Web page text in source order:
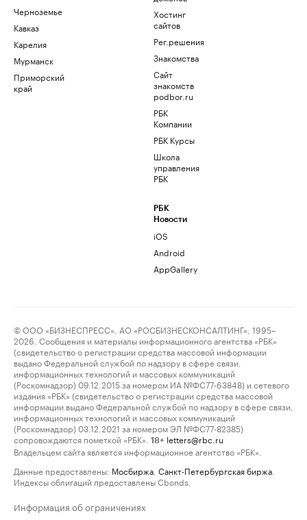
Черноземье
Кавказ
Карелия
Мурманск
Приморский
край
Хостинг
сайтов
Рег.решения
Знакомства
Сайт
знакомств
podbor.ru
РБК
Компании
РБК Курсы
Школа
управления
РБК
РБК
Новости
iOS
Android
AppGallery
© ООО «БИЗНЕСПРЕСС», АО «РОСБИЗНЕСКОНСАЛТИНГ», 1995–
2026. Сообщения и материалы информационного агентства «РБК»
(свидетельство о регистрации средства массовой информации
выдано Федеральной службой по надзору в сфере связи,
информационных технологий и массовых коммуникаций
(Роскомнадзор) 09.12.2015 за номером ИА №ФС77-63848) и сетевого
издания «РБК» (свидетельство о регистрации средства массовой
информации выдано Федеральной службой по надзору в сфере связи,
информационных технологий и массовых коммуникаций
(Роскомнадзор) 03.12.2021 за номером ЭЛ №ФС77-82385)
сопровождаются пометкой «РБК».
18+ letters@rbc.ru
Владельцем сайта является информационное агентство «РБК».
Данные предоставлены: Мосбиржа Санкт-Петербургская биржа
Индексы облигаций предоставлены Cbonds.
Информация об ограничениях